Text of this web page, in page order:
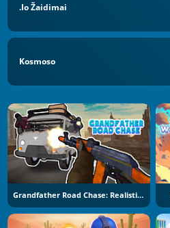
.io Žaidimai
Kosmoso
Grandfather Road Chase: Realistic Shooter